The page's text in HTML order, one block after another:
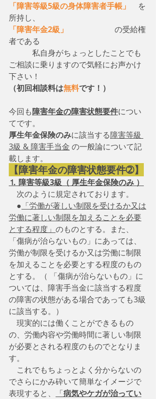
「障害等級5級の身体障害者手帳」
を
所持し、
「障害年金2級」
の受給権
者である
私自身がちょっとしたことでも
ご相談に乗りますので気軽にお声かけ
下さい！
（初回相談料は無料です！）
今回も障害年金の障害状態要件につい
てです。
厚生年金保険のみに該当する障害等級
3級 & 障害手当金 の一般論について記
載します。
【障害年金の障害状態要件➁】
⒈ 障害等級3級（ 厚生年金保険のみ ）
次のように規定されております。
● 「労働が著しい制限を受けるか又は
労働に著しい制限を加えることを必要
とする程度」 のものとする。また、
「傷病が治らないもの」にあっては、
労働が制限を受けるか又は労働に制限
を加えることを必要とする程度のもの
とする。（ 「傷病が治らないもの」に
ついては、障害手当金に該当する程度
の障害の状態がある場合であっても3級
に該当する。）
現実的には働くことができるもの
の、労働内容や労働時間に著しい制限
が必要とされる程度のものでとなりま
す。
これでもちょっとよく分からないの
でさらにかみ砕いて簡単なイメージで
表現すると、
「病気やケガが治ってい